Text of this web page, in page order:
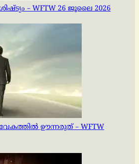
– WFTW 26 ജൂലൈ 2026
ഊന്നരുത് – WFTW